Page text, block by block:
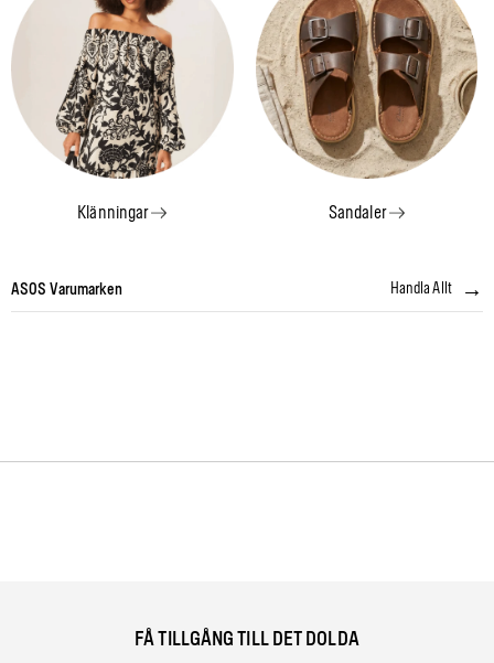
Klänningar Sandaler
ASOS Varumarken Handla Allt →
FÅ TILLGÅNG TILL DET DOLDA